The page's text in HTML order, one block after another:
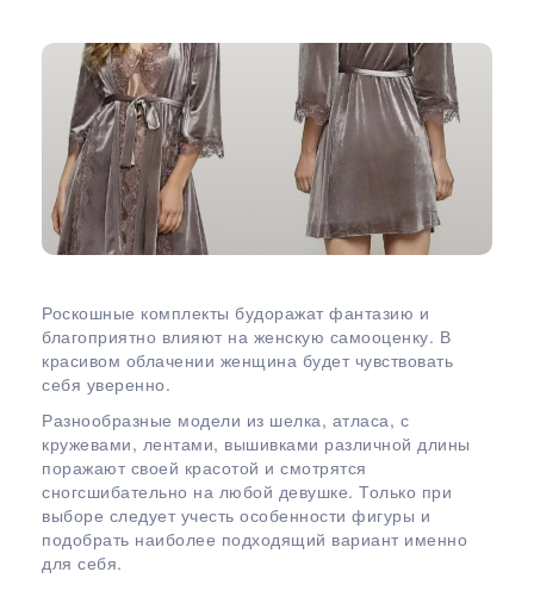
Роскошные комплекты будоражат фантазию и
благоприятно влияют на женскую самооценку. В
красивом облачении женщина будет чувствовать
себя уверенно.
Разнообразные модели из шелка, атласа, с
кружевами, лентами, вышивками различной длины
поражают своей красотой и смотрятся
сногсшибательно на любой девушке. Только при
выборе следует учесть особенности фигуры и
подобрать наиболее подходящий вариант именно
для себя.